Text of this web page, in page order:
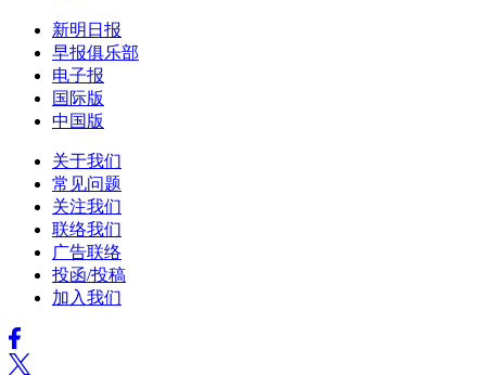
新明日报
早报俱乐部
电子报
国际版
中国版
关于我们
常见问题
关注我们
联络我们
广告联络
投函/投稿
加入我们